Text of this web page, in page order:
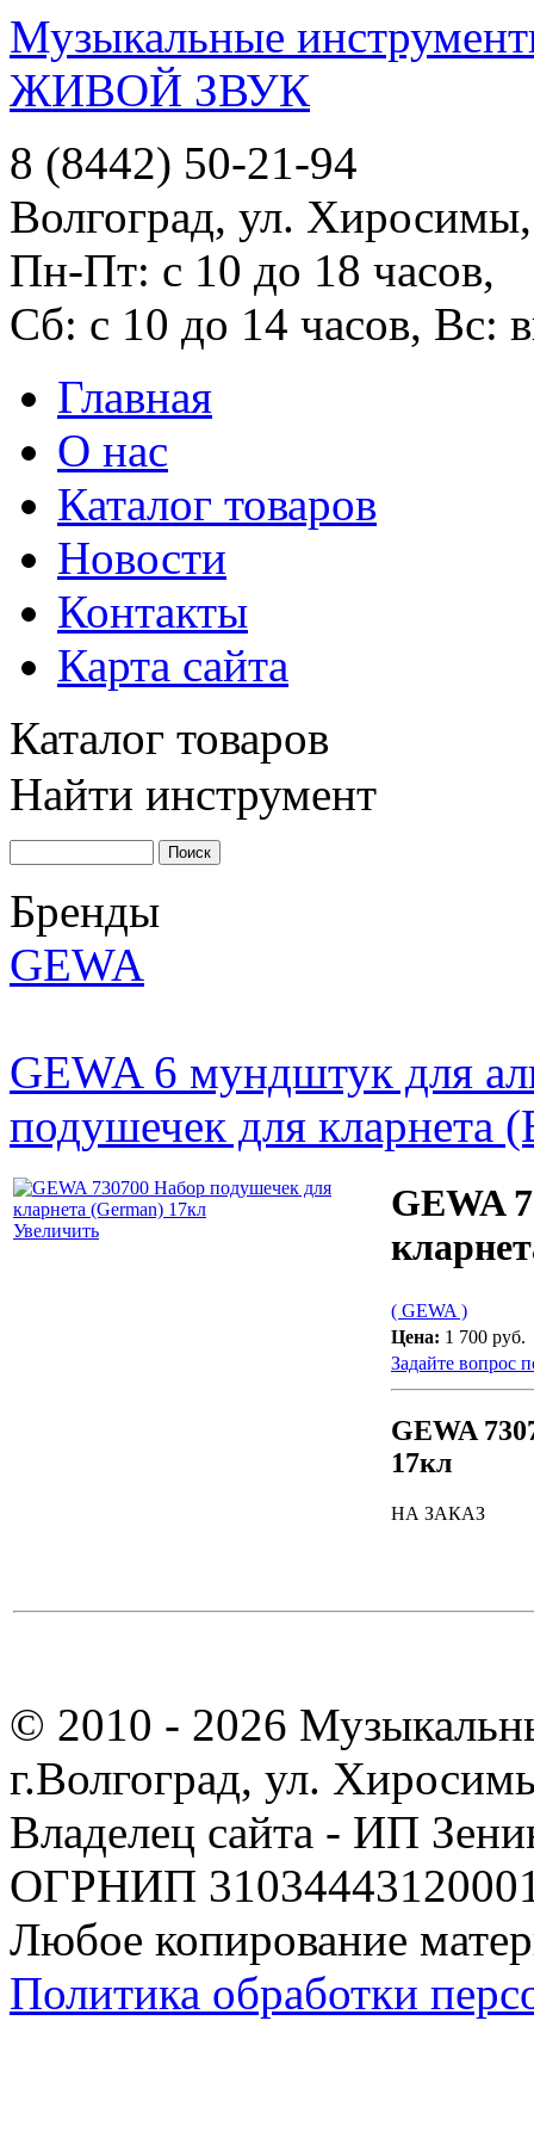
Музыкальные
ЖИВОЙ ЗВУК
8 (8442) 50-21-94
Волгоград, ул.
Пн-Пт: с 10 до 18 часов,
Сб: с 10 до 14 часов, Вс:
Главная
О нас
Каталог товаров
Новости
Контакты
Карта сайта
Каталог товаров
Найти инструмент
Бренды
GEWA
GEWA 6 мундштук для
подушечек для кларнета
Увеличить
GEWA
( GEWA )
Цена: 1 700 руб.
Задайте вопрос
GEWA
17кл
НА ЗАКАЗ
© 2010 - 2026
г.Волгоград, ул.
Владелец сайта - ИП
ОГРНИП
Любое копирование
Политика обработки